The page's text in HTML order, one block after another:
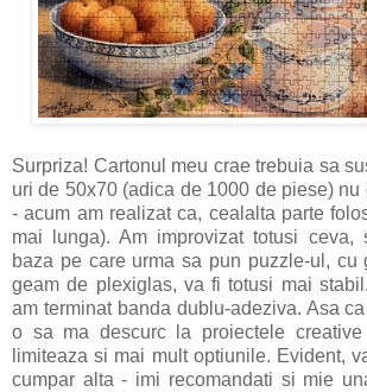
Surpriza! Cartonul meu crae trebuia sa
uri de 50x70 (adica de 1000 de piese) nu
- acum am realizat ca, cealalta parte
mai lunga). Am improvizat totusi ceva,
baza pe care urma sa pun puzzle-ul, cu
geam de plexiglas, va fi totusi mai
am terminat banda dublu-adeziva. Asa
o sa ma descurc la proiectele
limiteaza si mai mult optiunile. Evident,
cumpar alta - imi recomandati si mie